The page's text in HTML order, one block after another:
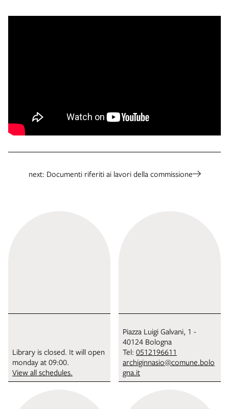
next: Documenti riferiti ai lavori della commissione
Library is closed. It will open
monday at 09:00.
View all schedules.
Piazza Luigi Galvani, 1 -
40124 Bologna
Tel: 0512196611
archiginnasio@comune.bolo
gna.it